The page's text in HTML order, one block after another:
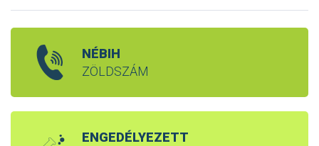
NÉBIH
ZÖLDSZÁM
ENGEDÉLYEZETT